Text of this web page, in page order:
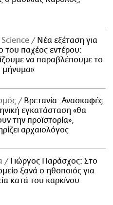
Νέα εξέταση για
του παχέος εντέρου:
να παραβλέπουμε το
μήνυμα»
Βρετανία: Ανασκαφές
εγκατάσταση «θα
την προϊστορία»,
αρχαιολόγος
Γιώργος Παράσχος: Στο
ξανά ο ηθοποιός για
κατά του καρκίνου